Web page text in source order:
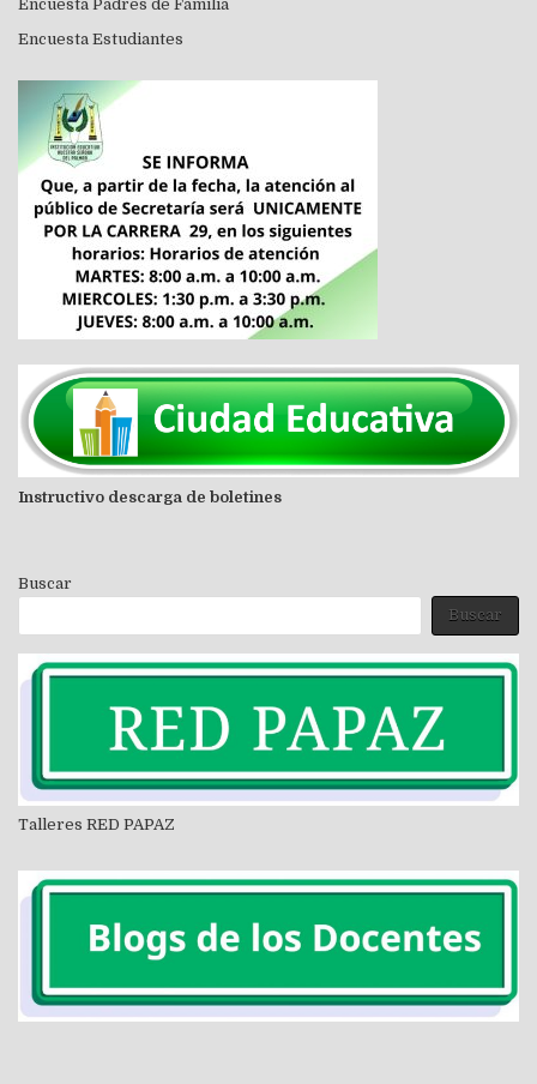
Encuesta Padres de Familia
Encuesta Estudiantes
Instructivo descarga de boletines
Buscar
Buscar
Talleres RED PAPAZ